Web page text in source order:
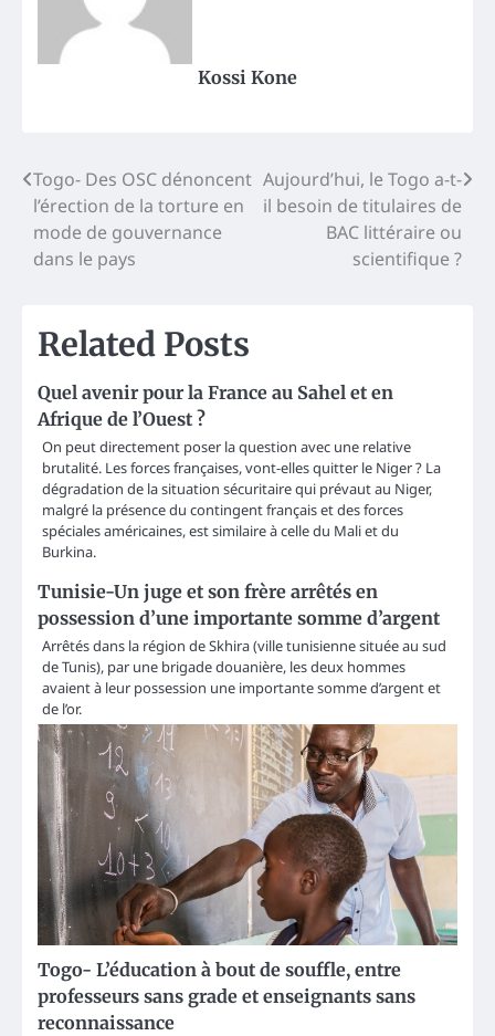
Kossi Kone
Post
navigation
Togo- Des OSC dénoncent
l’érection de la torture en
mode de gouvernance
dans le pays
Aujourd’hui, le Togo a-t-
il besoin de titulaires de
BAC littéraire ou
scientifique ?
Related Posts
Quel avenir pour la France au Sahel et en
Afrique de l’Ouest ?
On peut directement poser la question avec une relative
brutalité. Les forces françaises, vont-elles quitter le Niger ? La
dégradation de la situation sécuritaire qui prévaut au Niger,
malgré la présence du contingent français et des forces
spéciales américaines, est similaire à celle du Mali et du
Burkina.
Tunisie-Un juge et son frère arrêtés en
possession d’une importante somme d’argent
Arrêtés dans la région de Skhira (ville tunisienne située au sud
de Tunis), par une brigade douanière, les deux hommes
avaient à leur possession une importante somme d’argent et
de l’or.
Togo- L’éducation à bout de souffle, entre
professeurs sans grade et enseignants sans
reconnaissance